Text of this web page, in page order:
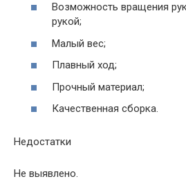
Возможность вращения
рукой;
Малый вес;
Плавный ход;
Прочный материал;
Качественная сборка.
Недостатки
Не выявлено.